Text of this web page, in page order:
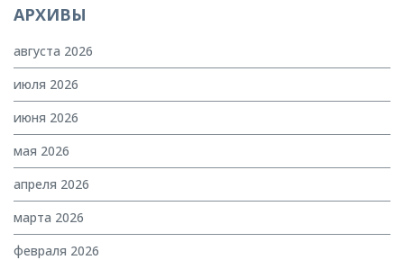
АРХИВЫ
августа 2026
июля 2026
июня 2026
мая 2026
апреля 2026
марта 2026
февраля 2026